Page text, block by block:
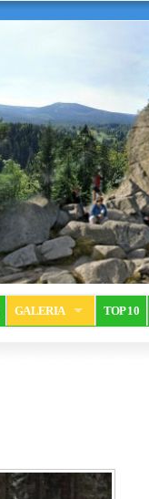
GALERIA TOP 10